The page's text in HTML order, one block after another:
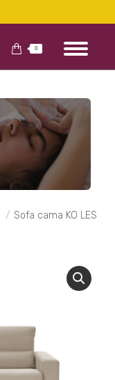
0
Sofa cama KO LES